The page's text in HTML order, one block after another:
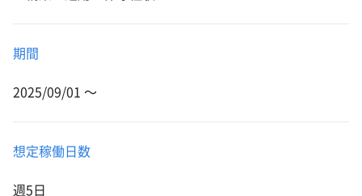
期間
2025/09/01 〜
想定稼働日数
週5日